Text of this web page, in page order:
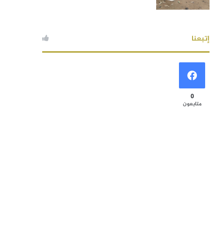
إتبعنا
0
متابعون